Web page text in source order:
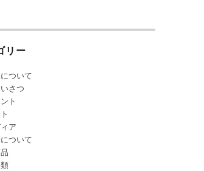
リー
ついて
さつ
ト
ア
ついて